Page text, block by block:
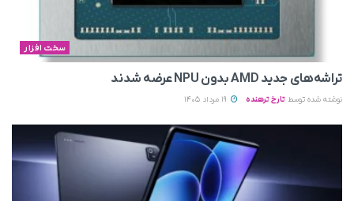
سخت افزار
تراشه‌های جدید AMD بدون NPU عرضه شدند
نوشته شده توسط تارخ ترهنده